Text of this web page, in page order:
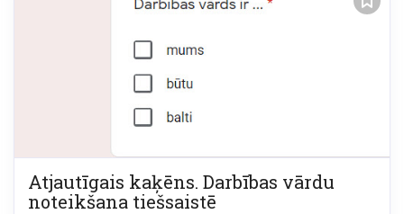
Atjautīgais kaķēns. Darbības vārdu
noteikšana tiešsaistē